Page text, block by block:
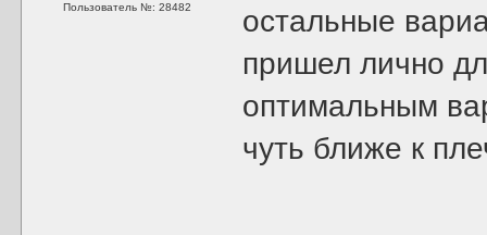
Пользователь №: 28482
остальные
пришел лично
оптимальным
чуть ближе к